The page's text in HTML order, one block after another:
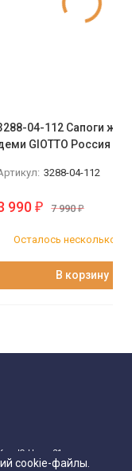
cookie-файлы.
04-112 Сапоги
GIOTTO Россия
3288-04-112
990 ₽ 7 990₽
Осталось несколько
В корзину
Ю Чена 21,
60